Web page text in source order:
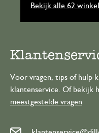
Bekijk alle 62
Voor vragen, tips of hulp
klantenservice. Of bekijk
meestgestelde vragen